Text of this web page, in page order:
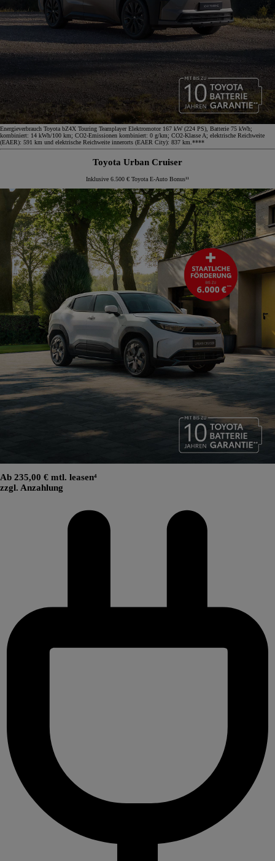
Energieverbrauch Toyota bZ4X Touring Teamplayer Elektromotor 167 kW (224 PS), Batterie 75 kWh;
kombiniert: 14 kWh/100 km; CO2-Emissionen kombiniert: 0 g/km; CO2-Klasse A; elektrische Reichweite
(EAER): 591 km und elektrische Reichweite innerorts (EAER City): 837 km.****
Toyota Urban Cruiser
Inklusive 6.500 € Toyota E-Auto Bonus¹¹
Ab 235,00 € mtl. leasen⁴
zzgl. Anzahlung